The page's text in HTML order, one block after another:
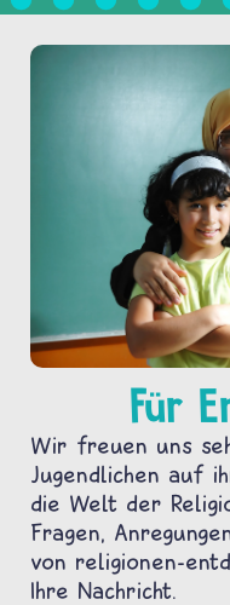
Für
Wir freuen uns
Jugendlichen auf
die Welt der
Fragen,
von religionen-
Ihre Nachricht.